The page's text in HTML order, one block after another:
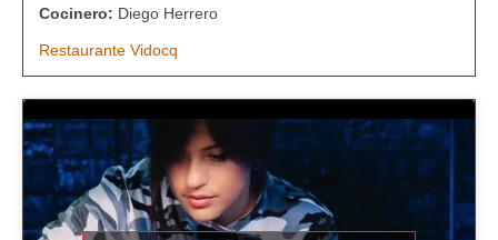
Cocinero: Diego Herrero
Restaurante Vidocq